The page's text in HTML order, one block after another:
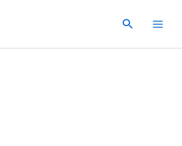
Buscar